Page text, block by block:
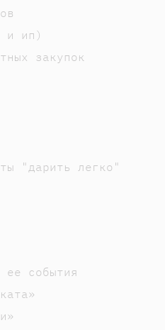
и ип)
закупок
"дарить легко"
ее события